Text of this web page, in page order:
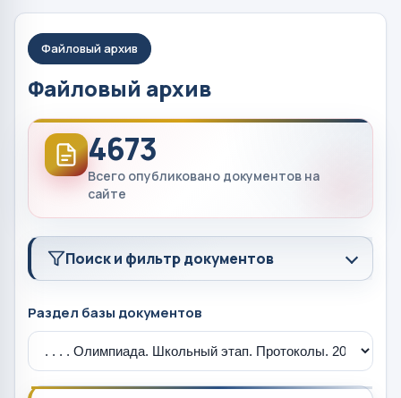
Файловый архив
Файловый архив
4673
Всего опубликовано документов на
сайте
Поиск и фильтр документов
Раздел базы документов